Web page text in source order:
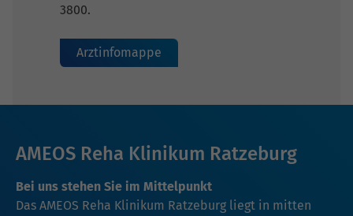
3800.
Arztinfomappe
AMEOS Reha Klinikum Ratzeburg
Bei uns stehen Sie im Mittelpunkt
Das AMEOS Reha Klinikum Ratzeburg liegt in mitten